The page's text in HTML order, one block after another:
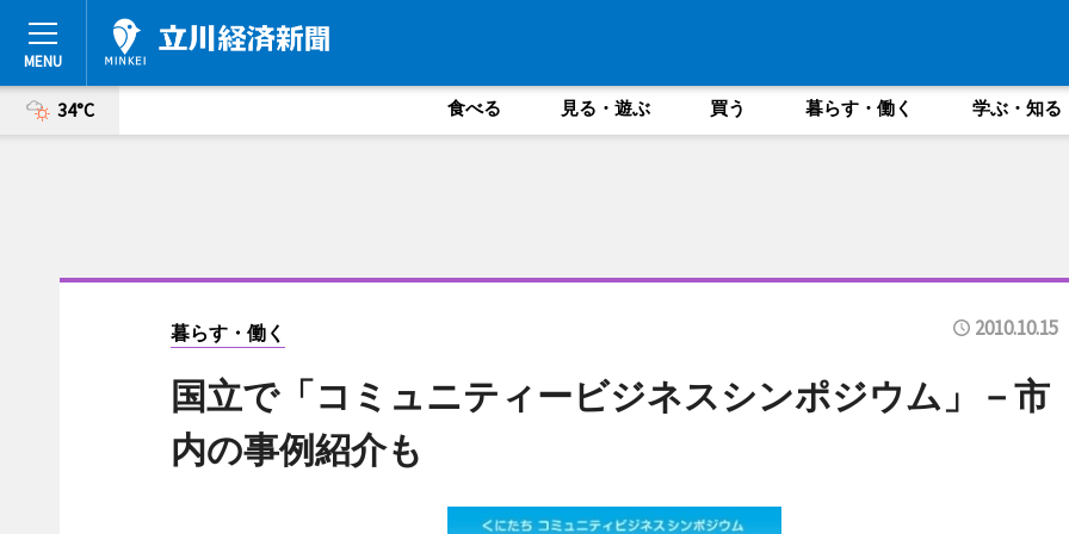
34°C 食べる 見る・遊ぶ 買う 暮らす・働く 学ぶ・知る
暮らす・働く 2010.10.15
国立で「コミュニティービジネスシンポジウム」－市
内の事例紹介も